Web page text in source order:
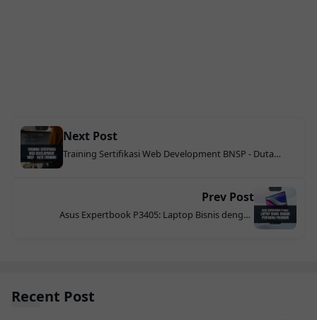
Next Post
Training Sertifikasi Web Development BNSP - Duta
Prev Post
Asus Expertbook P3405: Laptop Bisnis dengan
Recent Post